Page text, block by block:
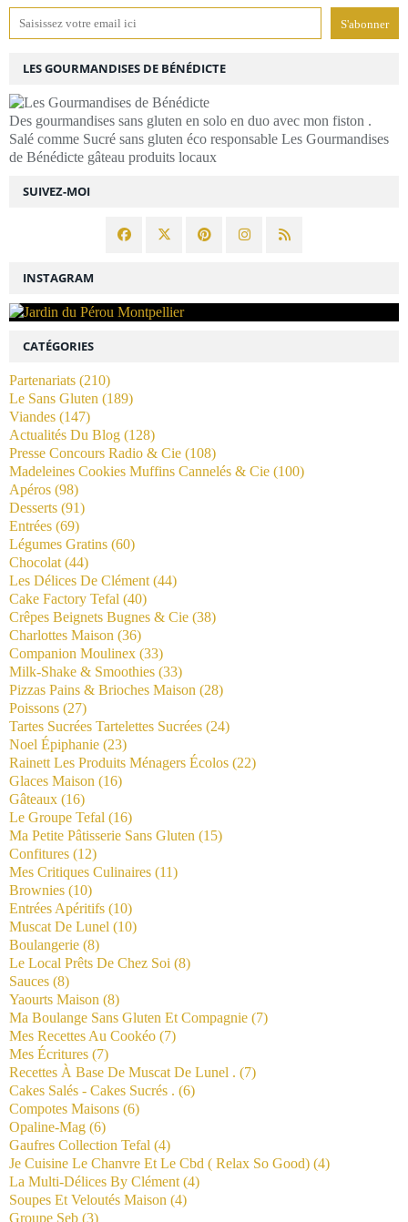
SUIVEZ-MOI
LES GOURMANDISES DE BÉNÉDICTE
Des gourmandises sans gluten en solo en duo avec mon fiston .
Salé comme Sucré sans gluten éco responsable Les Gourmandises
de Bénédicte gâteau produits locaux
INSTAGRAM
CATÉGORIES
Partenariats (210)
Le Sans Gluten (189)
Viandes (147)
Actualités Du Blog (128)
Presse Concours Radio & Cie (108)
Madeleines Cookies Muffins Cannelés & Cie (100)
Apéros (98)
Desserts (91)
Entrées (69)
Légumes Gratins (60)
Chocolat (44)
Les Délices De Clément (44)
Cake Factory Tefal (40)
Crêpes Beignets Bugnes & Cie (38)
Charlottes Maison (36)
Companion Moulinex (33)
Milk-Shake & Smoothies (33)
Pizzas Pains & Brioches Maison (28)
Poissons (27)
Tartes Sucrées Tartelettes Sucrées (24)
Noel Épiphanie (23)
Rainett Les Produits Ménagers Écolos (22)
Glaces Maison (16)
Gâteaux (16)
Le Groupe Tefal (16)
Ma Petite Pâtisserie Sans Gluten (15)
Confitures (12)
Mes Critiques Culinaires (11)
Brownies (10)
Entrées Apéritifs (10)
Muscat De Lunel (10)
Boulangerie (8)
Le Local Prêts De Chez Soi (8)
Sauces (8)
Yaourts Maison (8)
Ma Boulange Sans Gluten Et Compagnie (7)
Mes Recettes Au Cookéo (7)
Mes Écritures (7)
Recettes À Base De Muscat De Lunel . (7)
Cakes Salés - Cakes Sucrés . (6)
Compotes Maisons (6)
Opaline-Mag (6)
Gaufres Collection Tefal (4)
Je Cuisine Le Chanvre Et Le Cbd ( Relax So Good) (4)
La Multi-Délices By Clément (4)
Soupes Et Veloutés Maison (4)
Groupe Seb (3)